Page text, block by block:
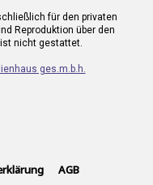
für den privaten
Reproduktion über den
nicht gestattet.
ges.m.b.h.
AGB